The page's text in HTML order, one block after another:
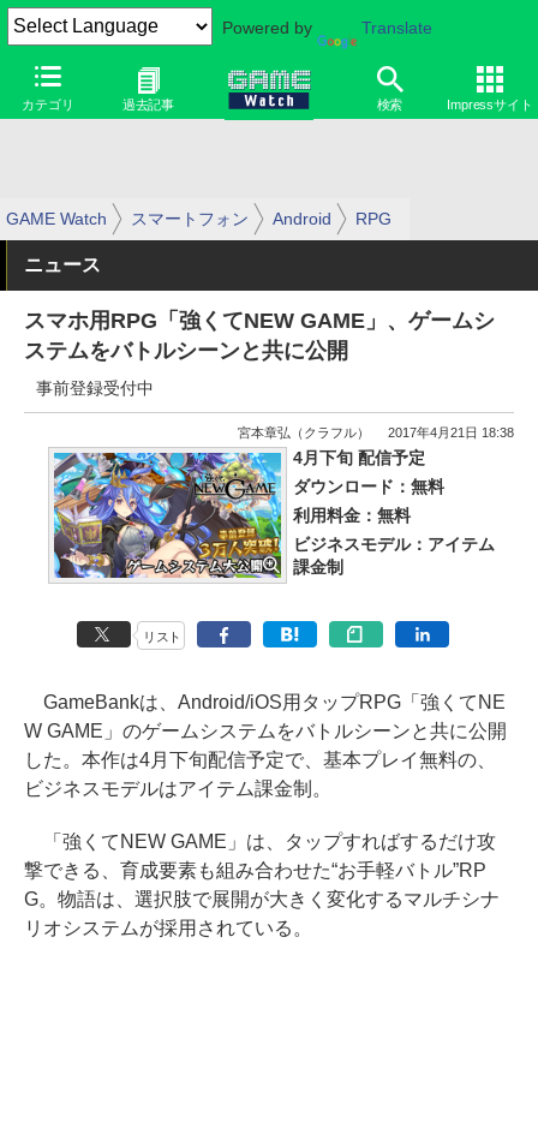
Powered by Translate
カテゴリ 過去記事 検索 Impressサイト
GAME Watch スマートフォン Android RPG
ニュース
スマホ用RPG「強くてNEW GAME」、ゲームシ
ステムをバトルシーンと共に公開
事前登録受付中
宮本章弘（クラフル） 2017年4月21日 18:38
4月下旬 配信予定
ダウンロード：無料
利用料金：無料
ビジネスモデル：アイテム
課金制
リスト
GameBankは、Android/iOS用タップRPG「強くてNE
W GAME」のゲームシステムをバトルシーンと共に公開
した。本作は4月下旬配信予定で、基本プレイ無料の、
ビジネスモデルはアイテム課金制。
「強くてNEW GAME」は、タップすればするだけ攻
撃できる、育成要素も組み合わせた“お手軽バトル”RP
G。物語は、選択肢で展開が大きく変化するマルチシナ
リオシステムが採用されている。